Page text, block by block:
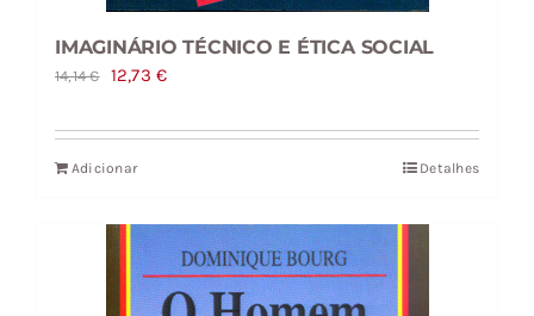
IMAGINÁRIO TÉCNICO E ÉTICA SOCIAL
14,14€
O
original
era:
12,73€O
atual
Adicionar Detalhes